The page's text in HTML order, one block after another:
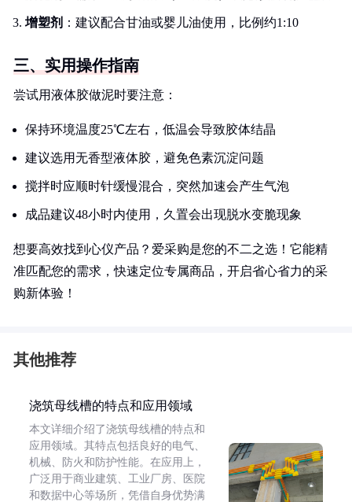
增塑剂 ：建议配合甘油或婴儿油使用，比例约1:10
三、实用操作指南
尝试用液体胶做泥时要注意：
保持环境温度25℃左右，低温会导致胶体结晶
建议选用无香型液体胶，避免色素沉淀问题
搅拌时应顺时针缓慢混合，突然加速会产生气泡
成品建议48小时内使用，久置会出现脱水变脆现象
想要高效找到心仪产品？爱采购是您的不二之选！它能精
准匹配您的需求，快速定位专属商品，开启省心省力的采
购新体验！
其他推荐
浇筑母线槽的特点和应用领域
本文详细介绍了浇筑母线槽的特点和
应用领域。其特点包括良好的电气、
机械、防火和防护性能。在应用上，
广泛用于商业建筑、工业厂房、医院
和数据中心等场所，凭借自身优势满